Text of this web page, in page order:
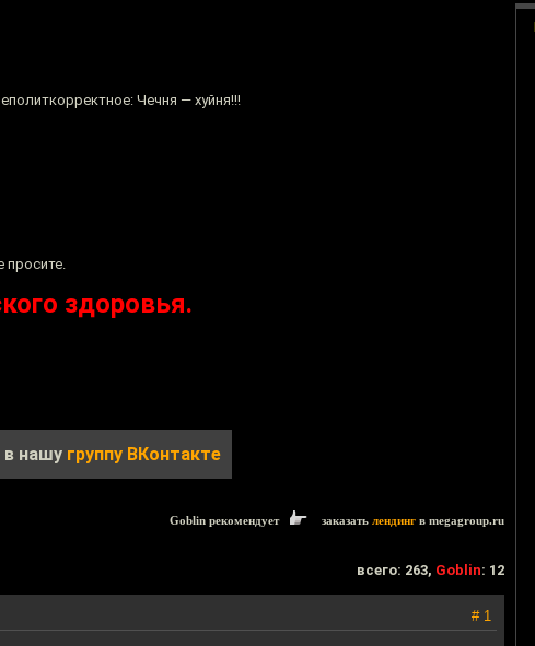
Чечня — хуйня!!!
просите.
здоровья.
в нашу группу ВКонтакте
Goblin рекомендует заказать лендинг в megagroup.ru
всего: 263, Goblin: 12
# 1